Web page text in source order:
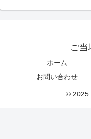
ご当
ホーム
お問い合わせ
© 2025